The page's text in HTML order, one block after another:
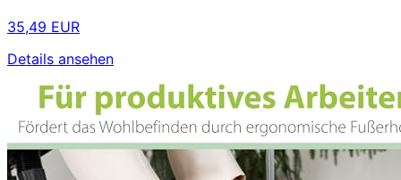
35,49 EUR
Details ansehen